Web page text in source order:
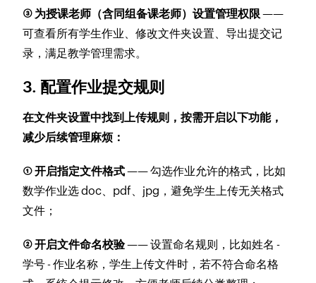
③ 为授课老师（含同组备课老师）设置管理权限 ——
可查看所有学生作业、修改文件夹设置、导出提交记
录，满足教学管理需求。
3. 配置作业提交规则
在文件夹设置中找到上传规则，按需开启以下功能，
减少后续管理麻烦：
① 开启指定文件格式—— 勾选作业允许的格式，比如
数学作业选 doc、pdf、jpg，避免学生上传无关格式
文件；
② 开启文件命名校验—— 设置命名规则，比如姓名 -
学号 - 作业名称，学生上传文件时，若不符合命名格